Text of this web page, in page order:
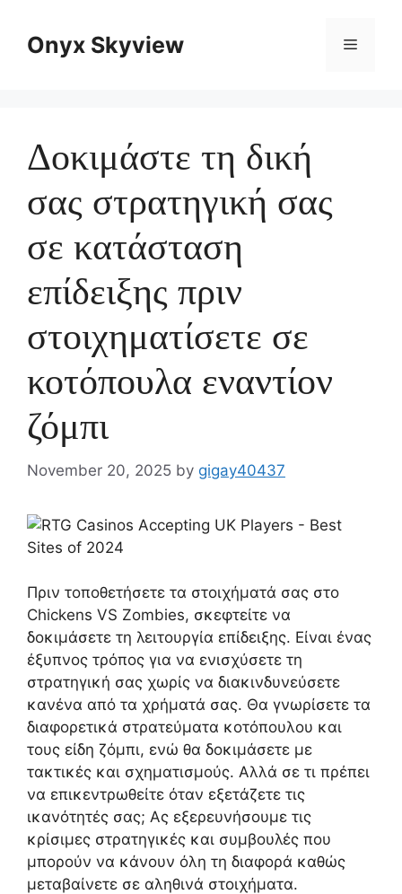
contentOnyx Skyview Menu
Δοκιμάστε τη δική
σας στρατηγική σας
σε κατάσταση
επίδειξης πριν
στοιχηματίσετε σε
κοτόπουλα εναντίον
ζόμπι
November 20, 2025 by gigay40437
Πριν τοποθετήσετε τα στοιχήματά σας στο
Chickens VS Zombies, σκεφτείτε να
δοκιμάσετε τη λειτουργία επίδειξης. Είναι ένας
έξυπνος τρόπος για να ενισχύσετε τη
στρατηγική σας χωρίς να διακινδυνεύσετε
κανένα από τα χρήματά σας. Θα γνωρίσετε τα
διαφορετικά στρατεύματα κοτόπουλου και
τους είδη ζόμπι, ενώ θα δοκιμάσετε με
τακτικές και σχηματισμούς. Αλλά σε τι πρέπει
να επικεντρωθείτε όταν εξετάζετε τις
ικανότητές σας; Ας εξερευνήσουμε τις
κρίσιμες στρατηγικές και συμβουλές που
μπορούν να κάνουν όλη τη διαφορά καθώς
μεταβαίνετε σε αληθινά στοιχήματα.